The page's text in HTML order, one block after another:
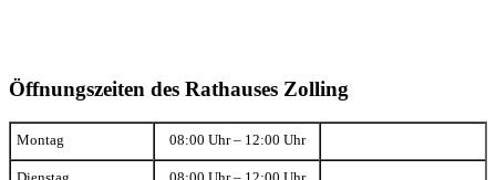
Öffnungszeiten des Rathauses Zolling
Montag 08:00 Uhr – 12:00 Uhr